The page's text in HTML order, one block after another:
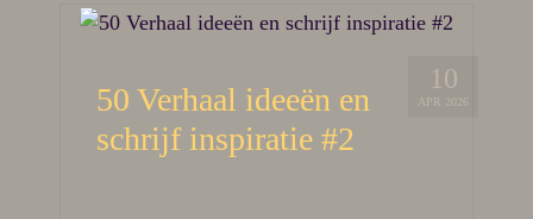
10
APR 2026
50 Verhaal ideeën en
schrijf inspiratie #2